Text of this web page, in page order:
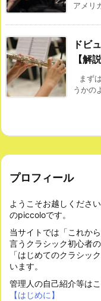
アメリ
ドビ
【解
まず
うかの
プロフィール
ようこそお越しくださ
のpiccoloです。
当サイトでは「これか
言うクラシック初心者
「はじめてのクラシッ
います。
管理人の自己紹介等は
【はじめに】